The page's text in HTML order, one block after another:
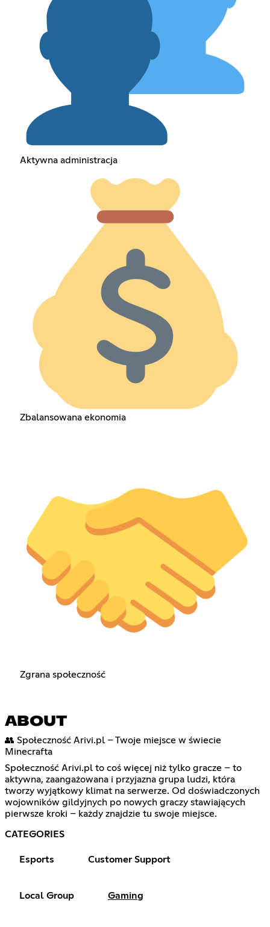
Aktywna administracja
Zbalansowana ekonomia
Zgrana społeczność
ABOUT
👥 Społeczność Arivi.pl – Twoje miejsce w świecie
Minecrafta
Społeczność Arivi.pl to coś więcej niż tylko gracze – to
aktywna, zaangażowana i przyjazna grupa ludzi, która
tworzy wyjątkowy klimat na serwerze. Od doświadczonych
wojowników gildyjnych po nowych graczy stawiających
pierwsze kroki – każdy znajdzie tu swoje miejsce.
CATEGORIES
Esports Customer Support
Local Group Gaming